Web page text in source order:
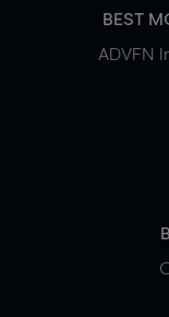
BEST
ADVFN